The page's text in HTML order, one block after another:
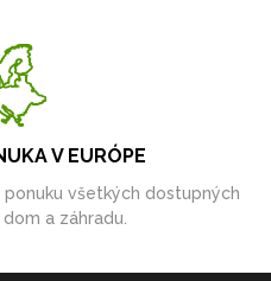
V EURÓPE
všetkých dostupných
a záhradu.